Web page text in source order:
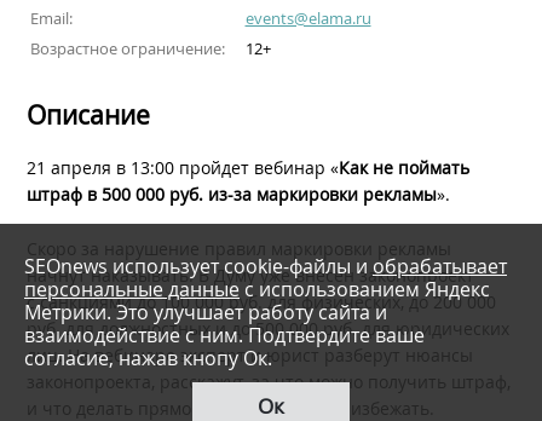
Email:
events@elama.ru
Возрастное ограничение:
12+
Описание
21 апреля в 13:00 пройдет вебинар «Как не поймать
штраф в 500 000 руб. из-за маркировки рекламы».
Скоро за нарушение правил маркировки рекламы
начнут наказывать. В Думу уже внесен законопроект
с санкциями до 100 000 руб. для физических, до 200 000
руб. для должностных и до 500 000 руб. для юридических
лиц. На вебинаре эксперт и юрист разберут нюансы
законопроекта, расскажут, за что можно получить штраф,
и что делать прямо сейчас, чтобы его избежать.
SEOnews использует cookie-файлы и обрабатывает
персональные данныес использованием Яндекс
Метрики. Это улучшает работу сайта и
взаимодействие с ним. Подтвердите ваше
согласие, нажав кнопу Ок.
Ок